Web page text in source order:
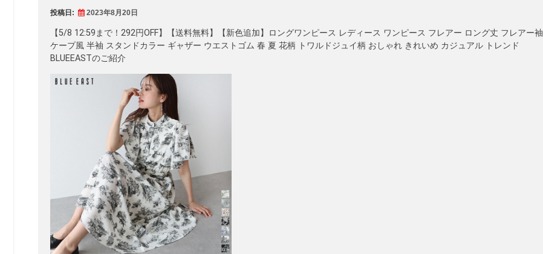
投稿日: 2023年8月20日
【5/8 12:59まで！292円OFF】【送料無料】【新色追加】ロングワンピース レディース ワンピース フレアー ロング丈 フレアー袖
ケープ風 半袖 スタンドカラー ギャザー ウエストゴム 春 夏 花柄 トワルドジュイ柄 おしゃれ きれいめ カジュアル トレンド
BLUEEASTのご紹介